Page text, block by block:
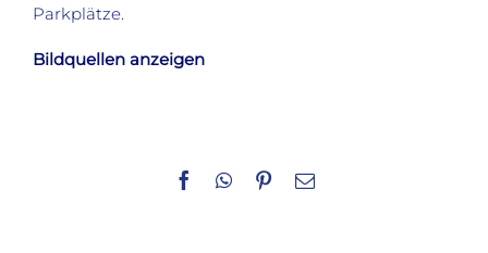
Parkplätze.
Bildquellen anzeigen
Facebook
WhatsApp
Pinterest
E-